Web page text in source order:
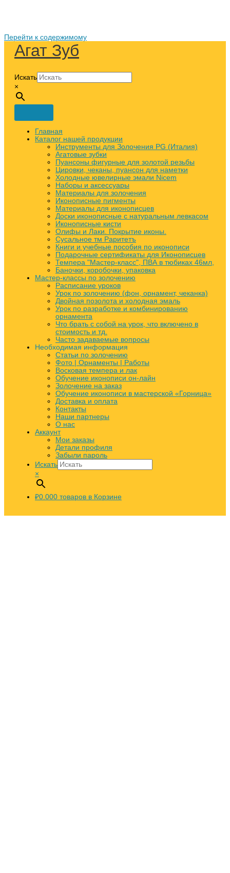
Перейти к содержимому
Агат Зуб
Искать
×
Главная
Каталог нашей продукции
Инструменты для Золочения PG (Италия)
Агатовые зубки
Пуансоны фигурные для золотой резьбы
Цировки, чеканы, пуансон для наметки
Холодные ювелирные эмали Nicem
Наборы и аксессуары
Материалы для золочения
Иконописные пигменты
Материалы для иконописцев
Доски иконописные с натуральным левкасом
Иконописные кисти
Олифы и Лаки. Покрытие иконы.
Сусальное тм Раритетъ
Книги и учебные пособия по иконописи
Подарочные сертификаты для Иконописцев
Темпера "Мастер-класс", ПВА в тюбиках 46мл,
Баночки, коробочки, упаковка
Мастер-классы по золочению
Расписание уроков
Урок по золочению (фон, орнамент, чеканка)
Двойная позолота и холодная эмаль
Урок по разработке и комбинированию
орнамента
Что брать с собой на урок, что включено в
стоимость и тд.
Часто задаваемые вопросы
Необходимая информация
Статьи по золочению
Фото | Орнаменты | Работы
Восковая темпера и лак
Обучение иконописи он-лайн
Золочение на заказ
Обучение иконописи в мастерской «Горница»
Доставка и оплата
Контакты
Наши партнеры
О нас
Аккаунт
Мои заказы
Детали профиля
Забыли пароль
Искать
×
₽0.000 товаров в Корзине